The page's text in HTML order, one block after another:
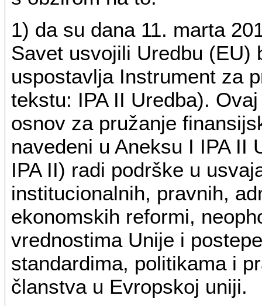
1) da su dana 11. marta
Savet usvojili Uredbu (EU)
uspostavlja Instrument za
tekstu: IPA II Uredba).
osnov za pružanje
navedeni u Aneksu I IPA II
IPA II) radi podrške u
institucionalnih, pravnih,
ekonomskih reformi,
vrednostima Unije i
standardima, politikama i
članstva u Evropskoj uniji.